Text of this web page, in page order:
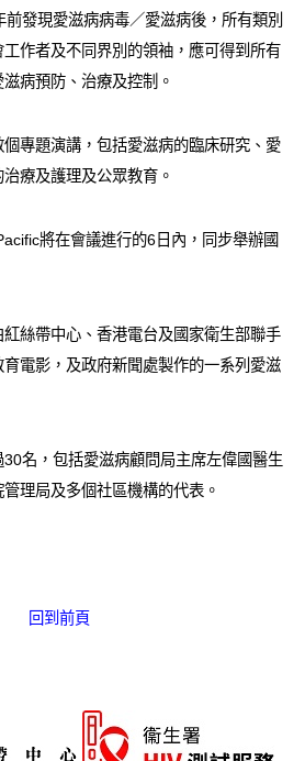
發現愛滋病病毒／愛滋病後，所有類別
作者及不同界別的領袖，應可得到所有
病預防、治療及控制。
專題演講，包括愛滋病的臨床研究、愛
療及護理及公眾教育。
將在會議進行的6日內，同步舉辦國
絲帶中心、香港電台及國家衛生部聯手
電影，及政府新聞處製作的一系列愛滋
名，包括愛滋病顧問局主席左偉國醫生
理局及多個社區機構的代表。
回到前頁